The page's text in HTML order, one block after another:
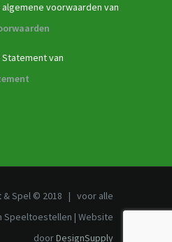
voorwaarden van
van
& Spel © 2018 | voor alle
Speeltoestellen | Website
doorDesignSupply